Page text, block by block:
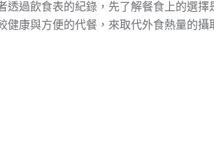
過飲食表的紀錄，先了解餐食上的選擇
康與方便的代餐，來取代外食熱量的攝